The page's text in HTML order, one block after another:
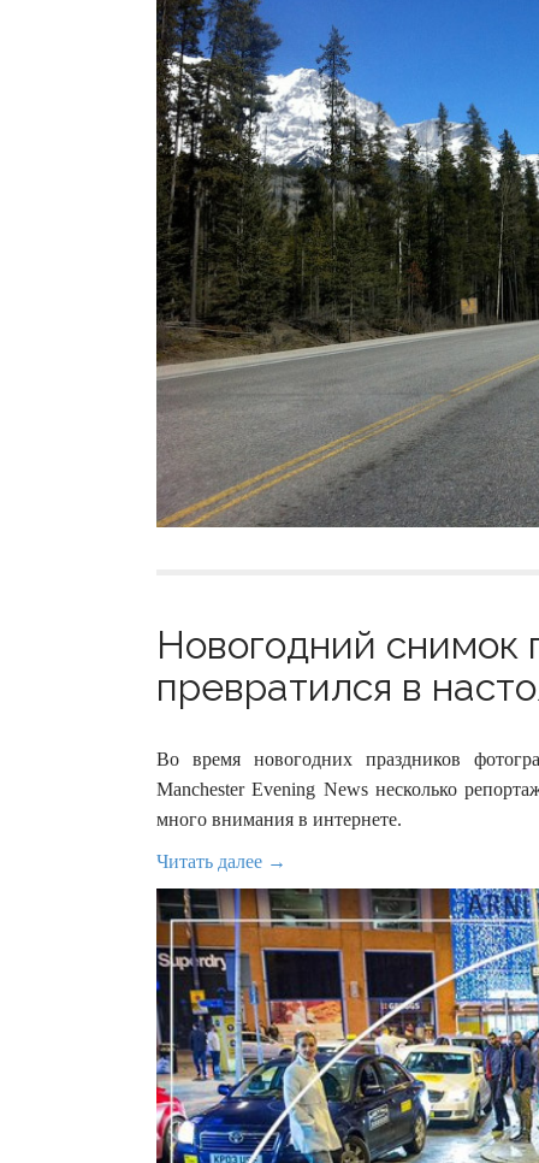
Новогодний снимок
превратился в
Во время новогодних праздников
Manchester Evening News несколько
много внимания в интернете.
Читать далее →